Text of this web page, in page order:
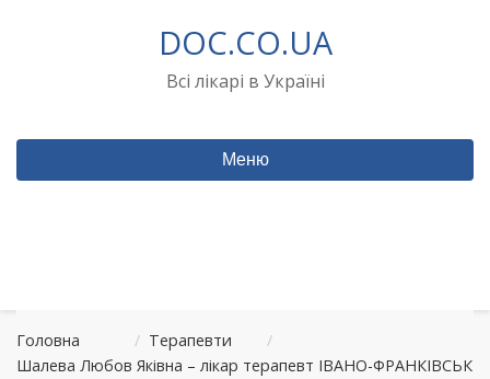
DOC.CO.UA
Всі лікарі в Україні
Меню
Головна / Терапевти
/
Шалева Любов Яківна – лікар терапевт ІВАНО-ФРАНКІВСЬК